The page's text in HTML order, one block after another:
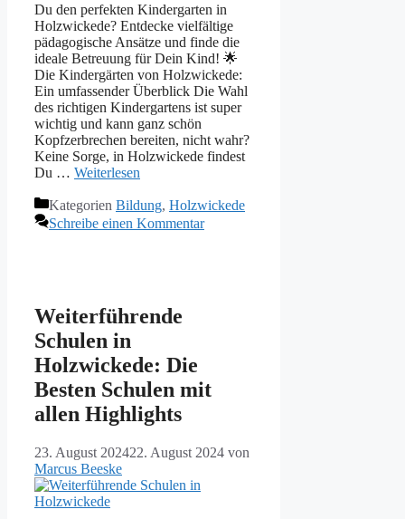
Du den perfekten Kindergarten in
Holzwickede? Entdecke vielfältige
pädagogische Ansätze und finde die
ideale Betreuung für Dein Kind! 🌟
Die Kindergärten von Holzwickede:
Ein umfassender Überblick Die Wahl
des richtigen Kindergartens ist super
wichtig und kann ganz schön
Kopfzerbrechen bereiten, nicht wahr?
Keine Sorge, in Holzwickede findest
Du … Weiterlesen
Kategorien Bildung, Holzwickede
Schreibe einen Kommentar
Weiterführende
Schulen in
Holzwickede: Die
Besten Schulen mit
allen Highlights
23. August 202422. August 2024 von
Marcus Beeske